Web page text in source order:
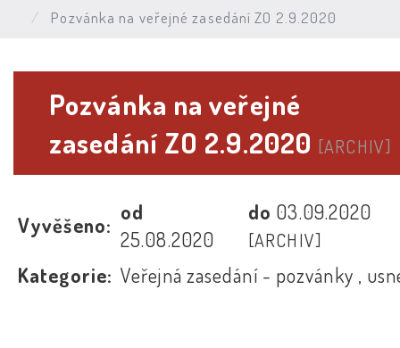
Pozvánka na veřejné zasedání ZO 2.9.2020
Pozvánka na veřejné
zasedání ZO 2.9.2020 [ARCHIV]
Vyvěšeno:
od
25.08.2020
do 03.09.2020
[ARCHIV]
Kategorie: Veřejná zasedání - pozvánky ,